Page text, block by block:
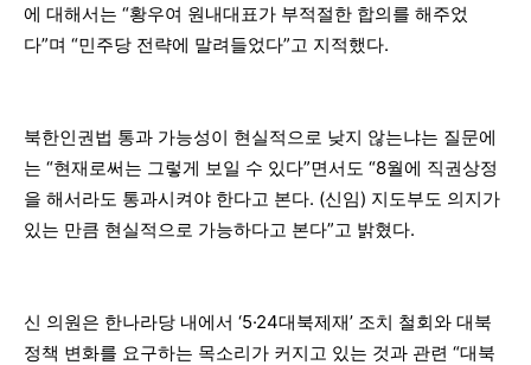
에 대해서는 “황우여 원내대표가 부적절한 합의를 해주었
다”며 “민주당 전략에 말려들었다”고 지적했다.
북한인권법 통과 가능성이 현실적으로 낮지 않는냐는 질문에
는 “현재로써는 그렇게 보일 수 있다”면서도 “8월에 직권상정
을 해서라도 통과시켜야 한다고 본다. (신임) 지도부도 의지가
있는 만큼 현실적으로 가능하다고 본다”고 밝혔다.
신 의원은 한나라당 내에서 ‘5·24대북제재’ 조치 철회와 대북
정책 변화를 요구하는 목소리가 커지고 있는 것과 관련 “대북